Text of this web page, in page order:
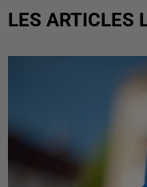
LES ARTICLES